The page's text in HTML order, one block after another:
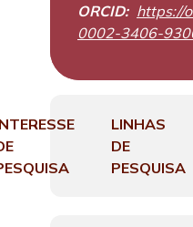
ORCID: https://
0002-3406-
LINHAS
DE
PESQUISA